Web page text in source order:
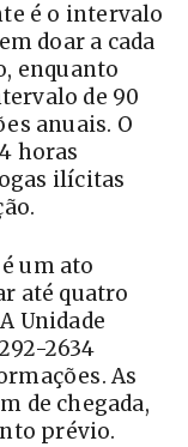
é o intervalo
doar a cada
enquanto
de 90
anuais. O
horas
ilícitas
um ato
até quatro
Unidade
2634
As
de chegada,
prévio.